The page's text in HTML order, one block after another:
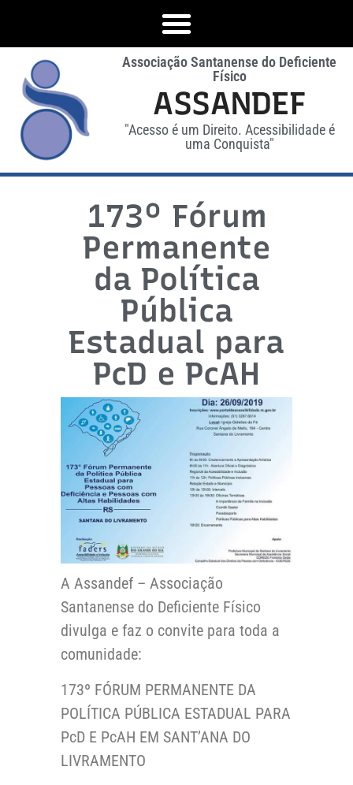
Associação Santanense do Deficiente
Físico
ASSANDEF
"Acesso é um Direito. Acessibilidade é
uma Conquista"
173º Fórum
Permanente
da Política
Pública
Estadual para
PcD e PcAH
A Assandef – Associação
Santanense do Deficiente Físico
divulga e faz o convite para toda a
comunidade:
173º FÓRUM PERMANENTE DA
POLÍTICA PÚBLICA ESTADUAL PARA
PcD E PcAH EM SANT’ANA DO
LIVRAMENTO